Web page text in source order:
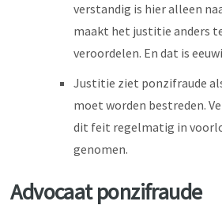
verstandig is hier alleen
maakt het justitie anders
veroordelen. En dat is
Justitie ziet ponzifraude
moet worden bestreden.
dit feit regelmatig in
genomen.
Advocaat ponzifraude